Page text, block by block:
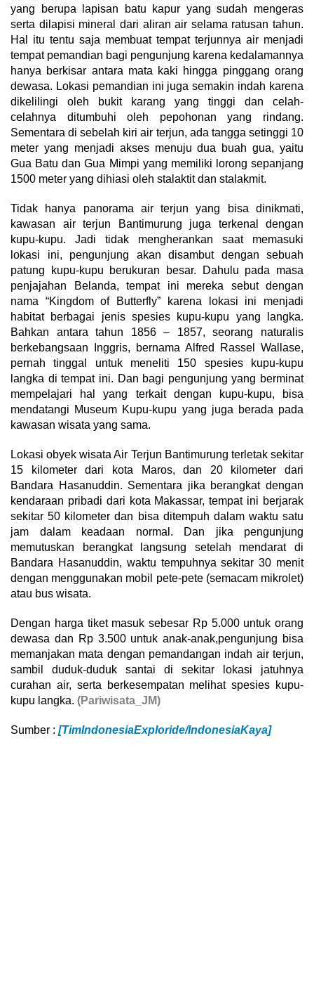
yang berupa lapisan batu kapur yang sudah mengeras
serta dilapisi mineral dari aliran air selama ratusan tahun.
Hal itu tentu saja membuat tempat terjunnya air menjadi
tempat pemandian bagi pengunjung karena kedalamannya
hanya berkisar antara mata kaki hingga pinggang orang
dewasa. Lokasi pemandian ini juga semakin indah karena
dikelilingi oleh bukit karang yang tinggi dan celah-
celahnya ditumbuhi oleh pepohonan yang rindang.
Sementara di sebelah kiri air terjun, ada tangga setinggi 10
meter yang menjadi akses menuju dua buah gua, yaitu
Gua Batu dan Gua Mimpi yang memiliki lorong sepanjang
1500 meter yang dihiasi oleh stalaktit dan stalakmit.
Tidak hanya panorama air terjun yang bisa dinikmati,
kawasan air terjun Bantimurung juga terkenal dengan
kupu-kupu. Jadi tidak mengherankan saat memasuki
lokasi ini, pengunjung akan disambut dengan sebuah
patung kupu-kupu berukuran besar. Dahulu pada masa
penjajahan Belanda, tempat ini mereka sebut dengan
nama “Kingdom of Butterfly” karena lokasi ini menjadi
habitat berbagai jenis spesies kupu-kupu yang langka.
Bahkan antara tahun 1856 – 1857, seorang naturalis
berkebangsaan Inggris, bernama Alfred Rassel Wallase,
pernah tinggal untuk meneliti 150 spesies kupu-kupu
langka di tempat ini. Dan bagi pengunjung yang berminat
mempelajari hal yang terkait dengan kupu-kupu, bisa
mendatangi Museum Kupu-kupu yang juga berada pada
kawasan wisata yang sama.
Lokasi obyek wisata Air Terjun Bantimurung terletak sekitar
15 kilometer dari kota Maros, dan 20 kilometer dari
Bandara Hasanuddin. Sementara jika berangkat dengan
kendaraan pribadi dari kota Makassar, tempat ini berjarak
sekitar 50 kilometer dan bisa ditempuh dalam waktu satu
jam dalam keadaan normal. Dan jika pengunjung
memutuskan berangkat langsung setelah mendarat di
Bandara Hasanuddin, waktu tempuhnya sekitar 30 menit
dengan menggunakan mobil pete-pete (semacam mikrolet)
atau bus wisata.
Dengan harga tiket masuk sebesar Rp 5.000 untuk orang
dewasa dan Rp 3.500 untuk anak-anak,pengunjung bisa
memanjakan mata dengan pemandangan indah air terjun,
sambil duduk-duduk santai di sekitar lokasi jatuhnya
curahan air, serta berkesempatan melihat spesies kupu-
kupu langka. (Pariwisata_JM)
Sumber : [TimIndonesiaExploride/IndonesiaKaya]